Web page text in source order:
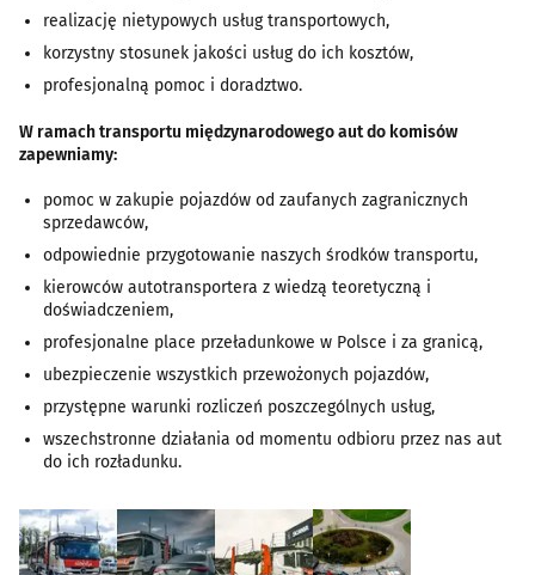
realizację nietypowych usług transportowych,
korzystny stosunek jakości usług do ich kosztów,
profesjonalną pomoc i doradztwo.
W ramach transportu międzynarodowego aut do komisów
zapewniamy:
pomoc w zakupie pojazdów od zaufanych zagranicznych
sprzedawców,
odpowiednie przygotowanie naszych środków transportu,
kierowców autotransportera z wiedzą teoretyczną i
doświadczeniem,
profesjonalne place przeładunkowe w Polsce i za granicą,
ubezpieczenie wszystkich przewożonych pojazdów,
przystępne warunki rozliczeń poszczególnych usług,
wszechstronne działania od momentu odbioru przez nas aut
do ich rozładunku.